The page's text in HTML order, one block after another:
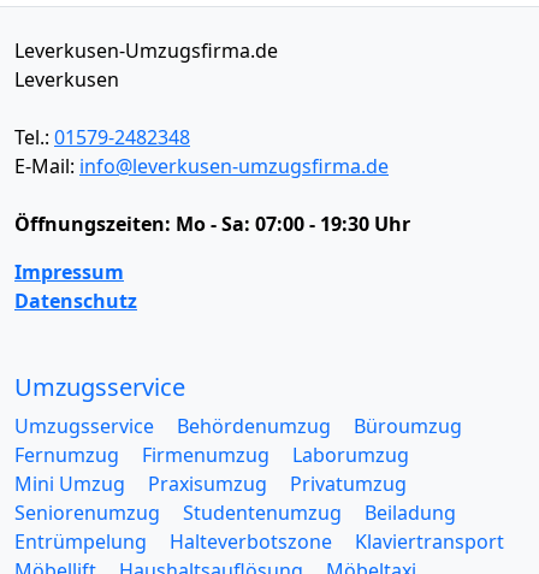
Leverkusen-Umzugsfirma.de
Leverkusen
Tel.: 01579-2482348
E-Mail: info@leverkusen-umzugsfirma.de
Öffnungszeiten: Mo - Sa: 07:00 - 19:30 Uhr
Impressum
Datenschutz
Umzugsservice
Umzugsservice Behördenumzug
Büroumzug
Fernumzug
Firmenumzug
Laborumzug
Mini Umzug
Praxisumzug
Privatumzug
Seniorenumzug
Studentenumzug
Beiladung
Entrümpelung
Halteverbotszone
Klaviertransport